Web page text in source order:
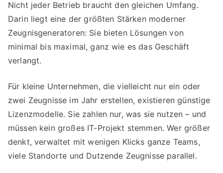
Nicht jeder Betrieb braucht den gleichen Umfang.
Darin liegt eine der größten Stärken moderner
Zeugnisgeneratoren: Sie bieten Lösungen von
minimal bis maximal, ganz wie es das Geschäft
verlangt.
Für kleine Unternehmen, die vielleicht nur ein oder
zwei Zeugnisse im Jahr erstellen, existieren günstige
Lizenzmodelle. Sie zahlen nur, was sie nutzen – und
müssen kein großes IT-Projekt stemmen. Wer größer
denkt, verwaltet mit wenigen Klicks ganze Teams,
viele Standorte und Dutzende Zeugnisse parallel.